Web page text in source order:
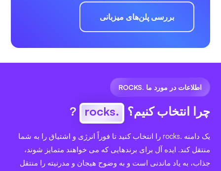
بررسی پلن‌های میزبانی
اطلاعات در مورد ما .ROCKS
چرا انتخاب کنیم؟ .rocks
?
یک دامنه .rocks را انتخاب کنید تا فوراً انرژی و اشتیاق را به شما
منتقل کند. ایده آل برای برندهایی که می خواهند متمایز شوند،
جذاب، به یاد ماندنی است و به وضوح هیجان و مدرنیته را منتقل